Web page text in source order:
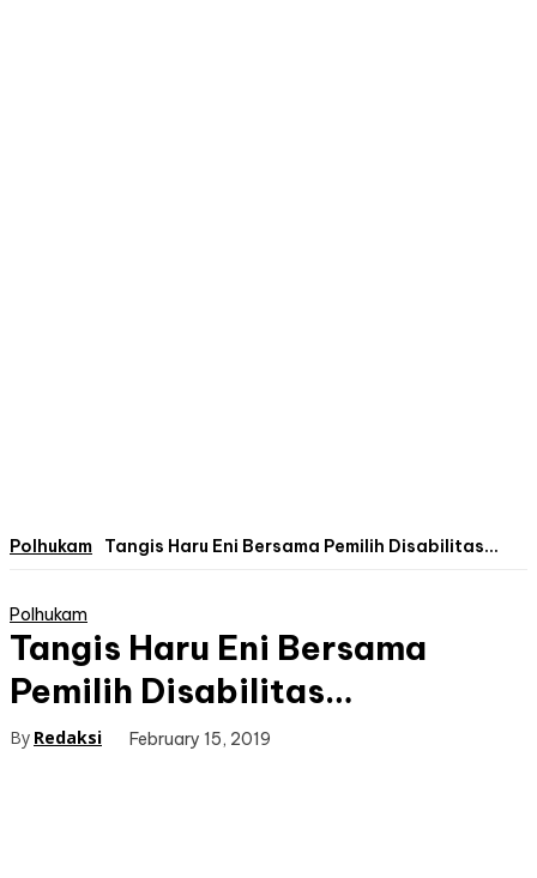
Polhukam Tangis Haru Eni Bersama Pemilih Disabilitas...
Polhukam
Tangis Haru Eni Bersama
Pemilih Disabilitas…
By Redaksi February 15, 2019